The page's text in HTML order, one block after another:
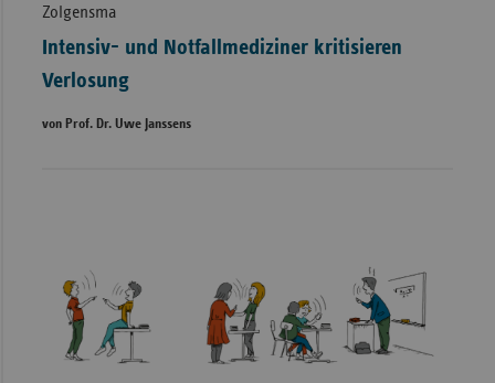
Zolgensma
Intensiv- und Notfallmediziner kritisieren
Verlosung
von Prof. Dr. Uwe Janssens